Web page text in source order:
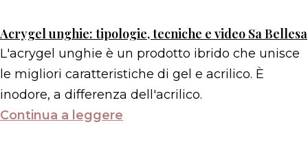
Acrygel unghie: tipologie, tecniche e video Sa Bellesa
L'acrygel unghie è un prodotto ibrido che unisce
le migliori caratteristiche di gel e acrilico. È
inodore, a differenza dell'acrilico.
Continua a leggere